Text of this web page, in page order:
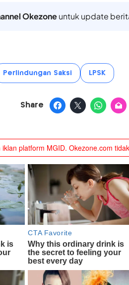
Okezoneuntuk update
Perlindungan Saksi LPSK
Share